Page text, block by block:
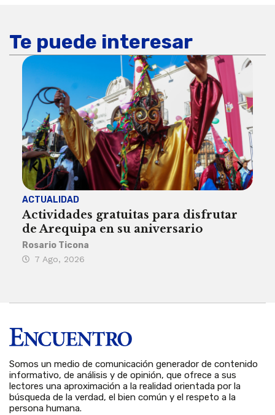
Te puede interesar
ACTUALIDAD
Actividades gratuitas para disfrutar
de Arequipa en su aniversario
Rosario Ticona
7 Ago, 2026
Somos un medio de comunicación generador de contenido
informativo, de análisis y de opinión, que ofrece a sus
lectores una aproximación a la realidad orientada por la
búsqueda de la verdad, el bien común y el respeto a la
persona humana.